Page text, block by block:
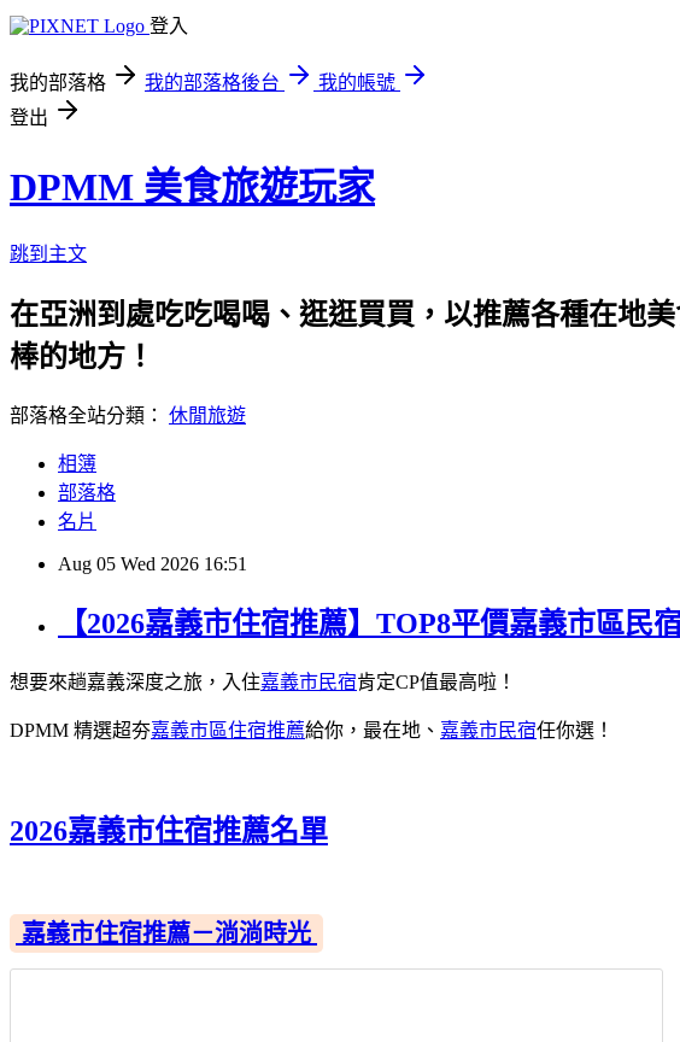
登入
我的部落格 我的部落格後台
我的帳號
登出
DPMM 美食旅遊玩家
跳到主文
在亞洲到處吃吃喝喝、逛逛買買，以推薦各種在地
棒的地方！
部落格全站分類： 休閒旅遊
相簿
部落格
名片
Aug 05 Wed 2026 16:51
【2026嘉義市住宿推薦】TOP8平價嘉義市區民
想要來趟嘉義深度之旅，入住嘉義市民宿肯定CP值最高啦！
DPMM 精選超夯嘉義市區住宿推薦給你，最在地、 嘉義市民宿任你選！
2026嘉義市住宿推薦名單
嘉義市住宿推薦－淌淌時光